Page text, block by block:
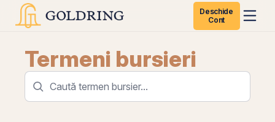
Deschide
Cont
Termeni bursieri